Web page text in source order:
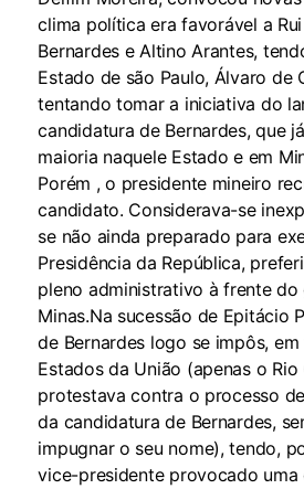
clima política era favorável a
Bernardes e Altino Arantes,
Estado de são Paulo, Álvaro de
tentando tomar a iniciativa do
candidatura de Bernardes, que
maioria naquele Estado e em
Porém , o presidente mineiro
candidato. Considerava-se
se não ainda preparado para
Presidência da República,
pleno administrativo à frente
Minas.Na sucessão de Epitácio
de Bernardes logo se impôs,
Estados da União (apenas o Rio
protestava contra o processo
da candidatura de Bernardes,
impugnar o seu nome), tendo,
vice-presidente provocado uma